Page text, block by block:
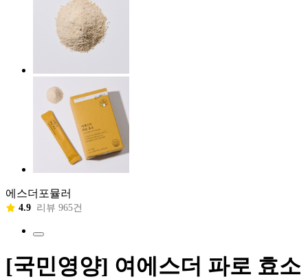
에스더포뮬러
4.9 리뷰 965건
[국민영양] 여에스더 파로 효소